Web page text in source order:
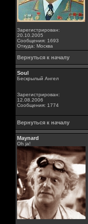
Зарегистрирован:
20.10.2005
Сообщения: 1693
Откуда: Москва
Вернуться к началу
Soul
Бескрылый Ангел
Зарегистрирован:
12.08.2006
Сообщения: 1774
Вернуться к началу
Maynard
Oh ja!